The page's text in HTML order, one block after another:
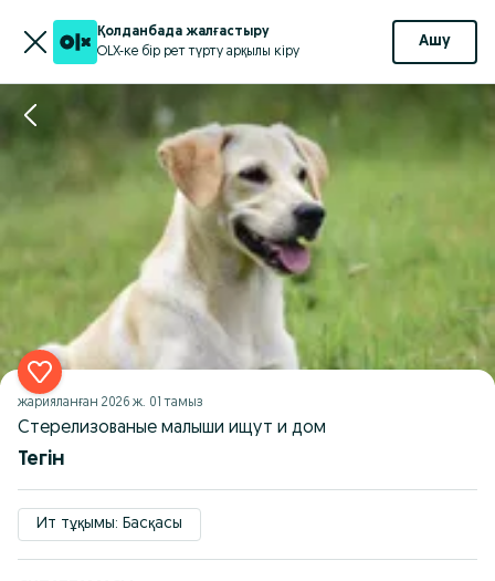
Қолданбада жалғастыру
OLX-ке бір рет түрту арқылы кіру
Ашу
жарияланған 2026 ж. 01 тамыз
Стерелизованые малыши ищут и дом
Тегін
Ит тұқымы: Басқасы